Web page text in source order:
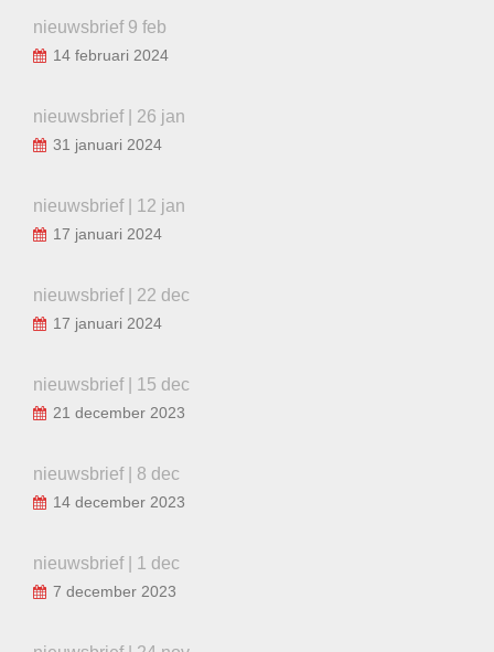
nieuwsbrief 9 feb
14 februari 2024
nieuwsbrief | 26 jan
31 januari 2024
nieuwsbrief | 12 jan
17 januari 2024
nieuwsbrief | 22 dec
17 januari 2024
nieuwsbrief | 15 dec
21 december 2023
nieuwsbrief | 8 dec
14 december 2023
nieuwsbrief | 1 dec
7 december 2023